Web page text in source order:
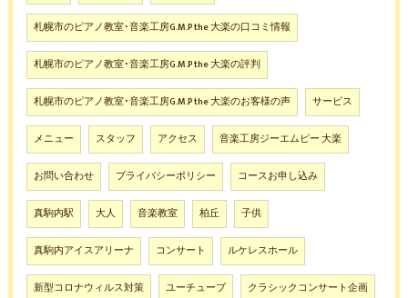
札幌市のピアノ教室･音楽工房G.M.P the 大楽の口コミ情報
札幌市のピアノ教室･音楽工房G.M.P the 大楽の評判
札幌市のピアノ教室･音楽工房G.M.P the 大楽のお客様の声 サービス
メニュー スタッフ アクセス 音楽工房ジーエムピー 大楽
お問い合わせ プライバシーポリシー コースお申し込み
真駒内駅 大人 音楽教室 柏丘 子供
真駒内アイスアリーナ コンサート ルケレスホール
新型コロナウィルス対策 ユーチューブ クラシックコンサート企画